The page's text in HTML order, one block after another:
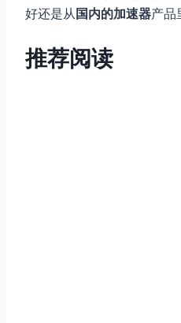
好还是从 国内的加速器产品
推荐阅读